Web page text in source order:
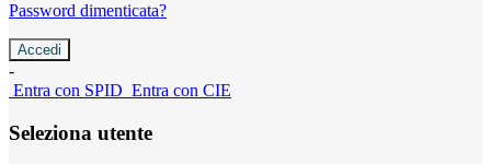
Password dimenticata?
-
Entra con SPID Entra con CIE
Seleziona utente